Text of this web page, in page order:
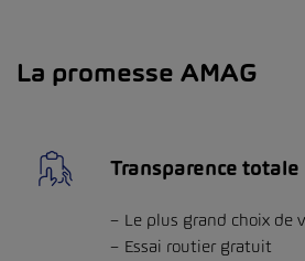
La promesse AMAG
Transparence totale
Le plus grand choix de
Essai routier gratuit